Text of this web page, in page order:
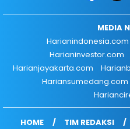
MEDIA
Harianindonesia.com
Harianinvestor.com
Harianjayakarta.com
Hariansumedang.com
HOME TIM REDAKSI